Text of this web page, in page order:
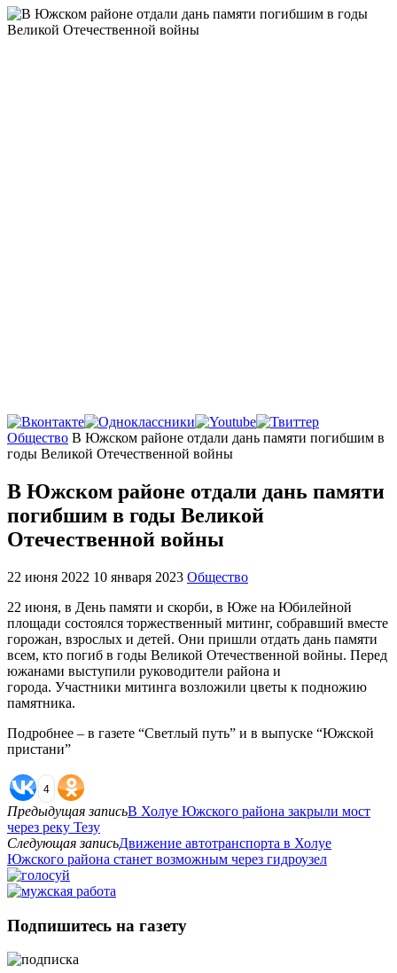
Главная
Общество В Южском районе отдали дань памяти погибшим в
годы Великой Отечественной войны
В Южском районе отдали дань памяти
погибшим в годы Великой
Отечественной войны
22 июня 2022 10 января 2023 Общество
22 июня, в День памяти и скорби, в Юже на Юбилейной
площади состоялся торжественный митинг, собравший вместе
горожан, взрослых и детей. Они пришли отдать дань памяти
всем, кто погиб в годы Великой Отечественной войны. Перед
южанами выступили руководители района и
города. Участники митинга возложили цветы к подножию
памятника.
Подробнее – в газете “Светлый путь” и в выпуске “Южской
пристани”
4
Предыдущая записьВ Холуе Южского района закрыли мост
через реку Тезу
Следующая записьДвижение автотранспорта в Холуе
Южского района станет возможным через гидроузел
Подпишитесь на газету